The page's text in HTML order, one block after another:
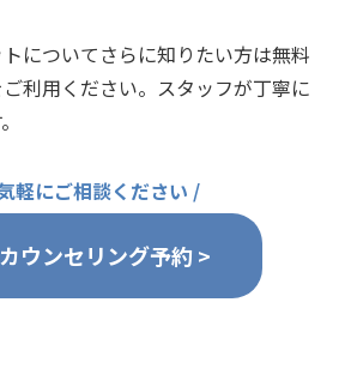
についてさらに知りたい方は無料
利用ください。スタッフが丁寧に
軽にご相談ください /
ウンセリング予約 >